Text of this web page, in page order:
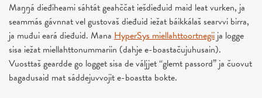
Maŋŋá dieđiheami sáhtát geahččat iešdieđuid maid leat vurken, ja
seammás gávnnat vel gustovaš dieđuid iežat báikkálaš searvvi birra,
ja muđui eará dieđuid. Mana HyperSys miellahttoortnegii ja logge
sisa iežat miellahttonummariin (dahje e-boastačujuhusain).
Vuosttaš geardde go logget sisa de váljjet “glemt passord” ja čuovut
bagadusaid mat sáddejuvvojit e-boastta bokte.